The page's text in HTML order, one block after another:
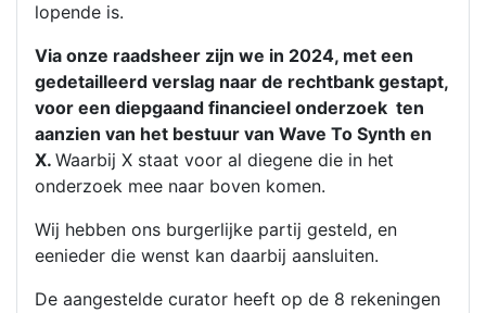
lopende is.
Via onze raadsheer zijn we in 2024, met een
gedetailleerd verslag naar de rechtbank gestapt,
voor een diepgaand financieel onderzoek ten
aanzien van het bestuur van Wave To Synth en
X. Waarbij X staat voor al diegene die in het
onderzoek mee naar boven komen.
Wij hebben ons burgerlijke partij gesteld, en
eenieder die wenst kan daarbij aansluiten.
De aangestelde curator heeft op de 8 rekeningen